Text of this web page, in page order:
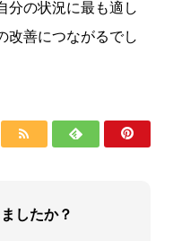
分の状況に最も適し
改善につながるでし
  
したか？